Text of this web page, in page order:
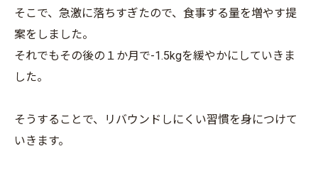
そこで、急激に落ちすぎたので、食事する量を増やす提
案をしました。
それでもその後の１か月で-1.5kgを緩やかにしていきま
した。
そうすることで、リバウンドしにくい習慣を身につけて
いきます。